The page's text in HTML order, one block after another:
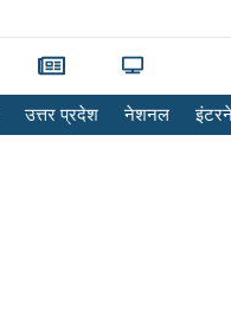
उत्तर प्रदेश नेशनल